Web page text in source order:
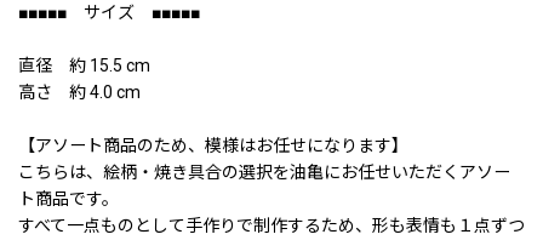
■■■■■ サイズ ■■■■■
直径 約 15.5 cm
高さ 約 4.0 cm
【アソート商品のため、模様はお任せになります】
こちらは、絵柄・焼き具合の選択を油亀にお任せいただくアソー
ト商品です。
すべて一点ものとして手作りで制作するため、形も表情も１点ずつ